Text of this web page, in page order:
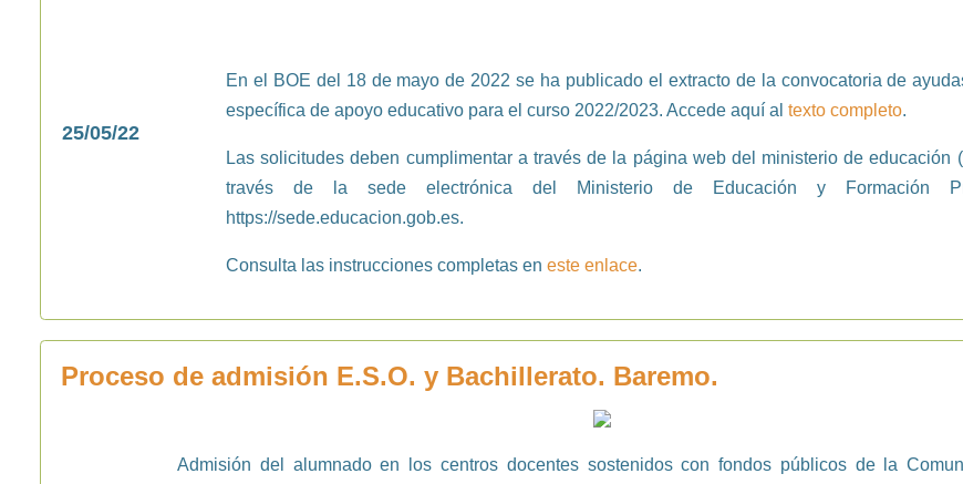
25/05/22
En el BOE del 18 de mayo de 2022 se ha publicado el extracto de la convocatoria de
específica de apoyo educativo para el curso 2022/2023. Accede aquí al texto completo.
Las solicitudes deben cumplimentar a través de la página web del ministerio de educación (
través de la sede electrónica del Ministerio de Educación y Formación
https://sede.educacion.gob.es.
Consulta las instrucciones completas en este enlace.
Proceso de admisión E.S.O. y Bachillerato. Baremo.
Admisión del alumnado en los centros docentes sostenidos con fondos públicos de la